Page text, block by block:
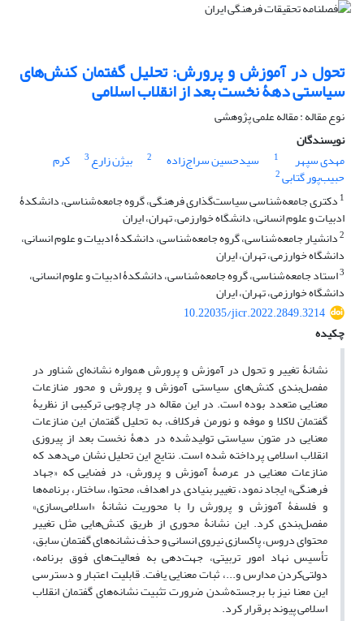
تحول در آموزش و پرورش: تحلیل گفتمان کنش‌های
سیاستی دهۀ نخست بعد از انقلاب اسلامی
نوع مقاله : مقاله علمی پژوهشی
نویسندگان
مهدی سپهر
1 سیدحسین سراج‌زاده 2 بیژن زارع 3 کرم
حبیب‌پور گتابی2
1 دکتری جامعه‌شناسی ‌سیاست‌گذاری فرهنگی، گروه جامعه‌شناسی، دانشکدۀ
ادبیات و علوم انسانی، دانشگاه خوارزمی، تهران، ایران
2دانشیار جامعه‌شناسی، گروه جامعه‌شناسی، دانشکدۀ ادبیات و علوم انسانی،
دانشگاه خوارزمی، تهران، ایران
3استاد جامعه‌شناسی، گروه جامعه‌شناسی، دانشکدۀ ادبیات و علوم انسانی،
دانشگاه خوارزمی، تهران، ایران
10.22035/jicr.2022.2849.3214
چکیده
نشانۀ تغییر و تحول در آموزش و پرورش همواره نشانه‌ای شناور در
مفصل‌بندی کنش‌های سیاستی آموزش و پرورش و محور منازعات
معنایی متعدد بوده است. در این مقاله در چارچوبی ترکیبی از نظریۀ
گفتمان لاکلا و موفه و نورمن فرکلاف، به تحلیل گفتمان این منازعات
معنایی در متون سیاستی تولید‌شده در دهۀ نخست بعد از پیروزی
انقلاب اسلامی پرداخته شده است. نتایج این تحلیل نشان می‌دهد که
منازعات معنایی در عرصۀ آموزش و پرورش، در فضایی که «جهاد
فرهنگی» ایجاد نمود، تغییر بنیادی در اهداف، محتوا، ساختار، برنامه‌ها
و فلسفۀ آموزش و پرورش را با محوریت نشانۀ «اسلامی‌سازی»
مفصل‌بندی کرد. این نشانۀ محوری از طریق کنش‌هایی مثل تغییر
محتوای دروس، پاکسازی نیروی انسانی و حذف نشانه‌های گفتمان سابق،
تأسیس نهاد امور تربیتی، جهت‌دهی به فعالیت‌های فوق برنامه،
دولتی‌کردن مدارس و...، ثبات معنایی یافت. قابلیت اعتبار و دسترسی
این معنا نیز با برجسته‌شدن ضرورت تثبیت نشانه‌های گفتمان انقلاب
اسلامی پیوند برقرار کرد.